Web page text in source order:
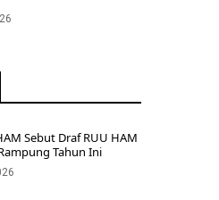
Sebut Draf RUU HAM
Tahun Ini